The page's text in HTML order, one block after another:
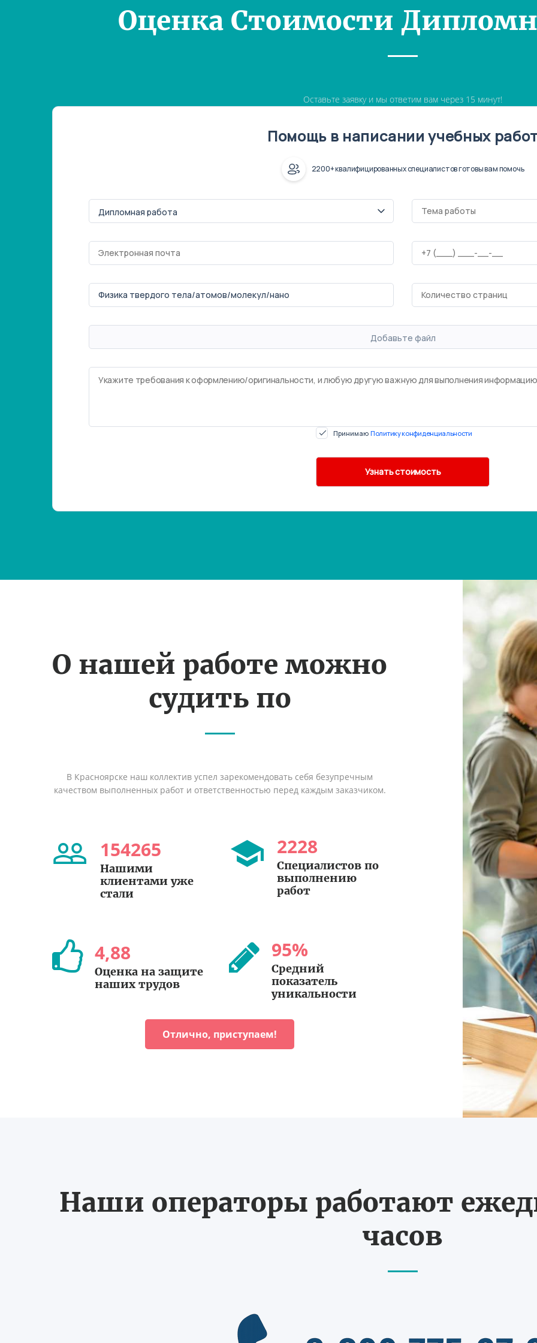
Оценка Стоимости
Оставьте заявку и мы ответим вам через 15 минут!
Помощь в написании учебных
2200+ квалифицированных специалистов готовы вам помочь
Добавьте файл
Принимаю Политику конфиденциальности
О нашей работе можно
судить по
В Красноярске наш коллектив успел зарекомендовать себя безупречным
качеством выполненных работ и ответственностью перед каждым заказчиком.
154265
Нашими
клиентами уже
стали
2228
Специалистов по
выполнению
работ
4,88
Оценка на защите
наших трудов
95%
Средний
показатель
уникальности
Отлично, приступаем!
Наши операторы работают
часов